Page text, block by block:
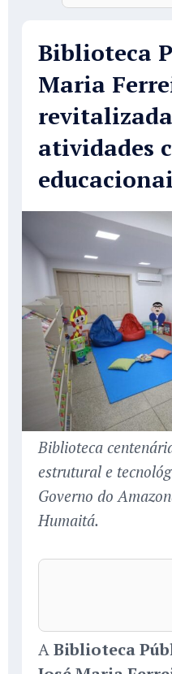
Biblioteca
Maria
atividades
Biblioteca
estrutural e
Governo do
Humaitá.
ABiblioteca